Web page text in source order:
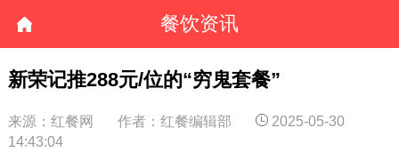
餐饮资讯
新荣记推288元/位的“穷鬼套餐”
来源：红餐网 作者：红餐编辑部
2025-05-30
14:43:04